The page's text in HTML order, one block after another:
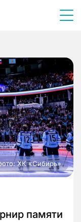
ХК «Сибирь»
памяти